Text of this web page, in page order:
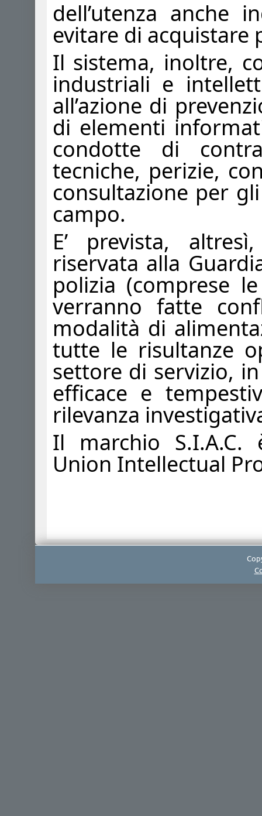
dell’utenza anche
evitare di
Il sistema, inoltre,
industriali e
all’azione di
di elementi
condotte di
tecniche, perizie,
consultazione per
campo.
E’ prevista,
riservata alla
polizia (comprese
verranno fatte
modalità di
tutte le risultanze
settore di servizio,
efficace e
rilevanza
Il marchio S.I.A.C.
Union Intellectual